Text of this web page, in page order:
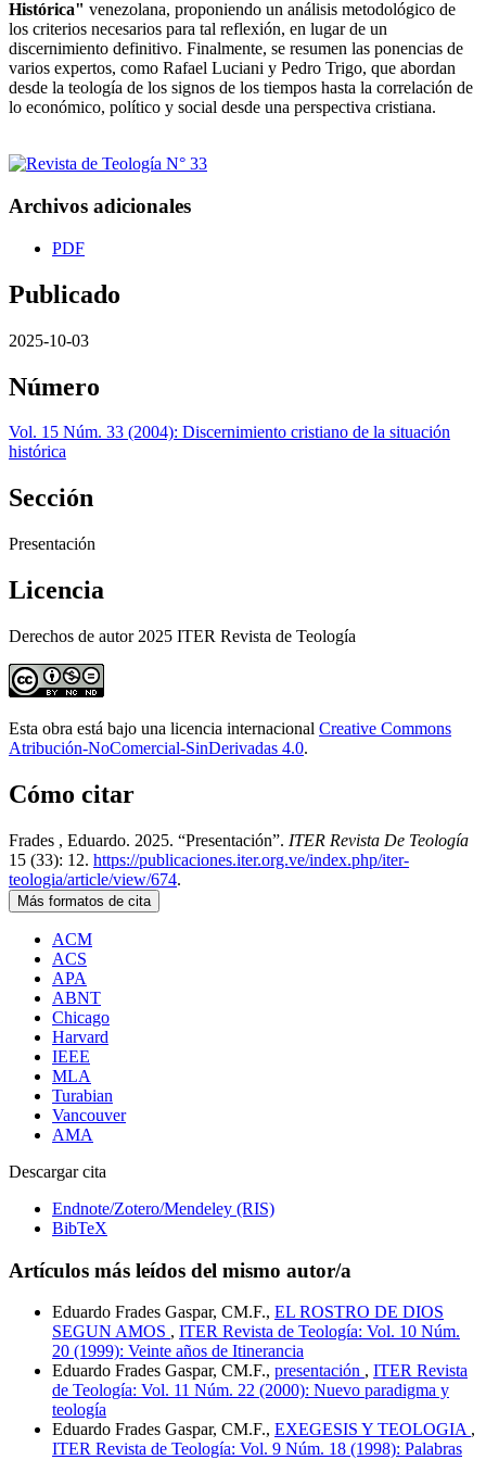
Histórica" venezolana, proponiendo un análisis metodológico de
los criterios necesarios para tal reflexión, en lugar de un
discernimiento definitivo. Finalmente, se resumen las ponencias de
varios expertos, como Rafael Luciani y Pedro Trigo, que abordan
desde la teología de los signos de los tiempos hasta la correlación de
lo económico, político y social desde una perspectiva cristiana.
Archivos adicionales
PDF
Publicado
2025-10-03
Número
Vol. 15 Núm. 33 (2004): Discernimiento cristiano de la situación
histórica
Sección
Presentación
Licencia
Derechos de autor 2025 ITER Revista de Teología
Esta obra está bajo una licencia internacional Creative Commons
Atribución-NoComercial-SinDerivadas 4.0.
Cómo citar
Frades , Eduardo. 2025. “Presentación”. ITER Revista De Teología
15 (33): 12. https://publicaciones.iter.org.ve/index.php/iter-
teologia/article/view/674.
Más formatos de cita
ACM
ACS
APA
ABNT
Chicago
Harvard
IEEE
MLA
Turabian
Vancouver
AMA
Descargar cita
Endnote/Zotero/Mendeley (RIS)
BibTeX
Artículos más leídos del mismo autor/a
Eduardo Frades Gaspar, CM.F., EL ROSTRO DE DIOS
SEGUN AMOS , ITER Revista de Teología: Vol. 10 Núm.
20 (1999): Veinte años de Itinerancia
Eduardo Frades Gaspar, CM.F., presentación , ITER Revista
de Teología: Vol. 11 Núm. 22 (2000): Nuevo paradigma y
teología
Eduardo Frades Gaspar, CM.F., EXEGESIS Y TEOLOGIA ,
ITER Revista de Teología: Vol. 9 Núm. 18 (1998): Palabras